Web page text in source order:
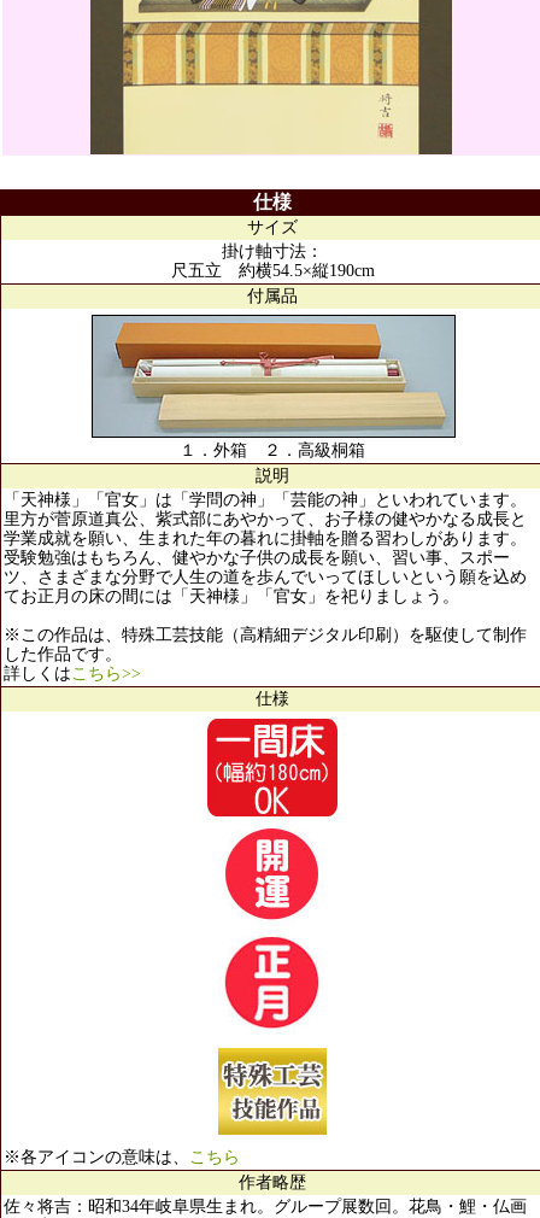
仕様
サイズ
掛け軸寸法：
尺五立 約横54.5×縦190cm
付属品
１．外箱 ２．高級桐箱
説明
「天神様」「官女」は「学問の神」「芸能の神」といわれています。
里方が菅原道真公、紫式部にあやかって、お子様の健やかなる成長と
学業成就を願い、生まれた年の暮れに掛軸を贈る習わしがあります。
受験勉強はもちろん、健やかな子供の成長を願い、習い事、スポー
ツ、さまざまな分野で人生の道を歩んでいってほしいという願を込め
てお正月の床の間には「天神様」「官女」を祀りましょう。
※この作品は、特殊工芸技能（高精細デジタル印刷）を駆使して制作
した作品です。
詳しくはこちら>>
仕様
※各アイコンの意味は、 こちら
作者略歴
佐々将吉：昭和34年岐阜県生まれ。グループ展数回。花鳥・鯉・仏画